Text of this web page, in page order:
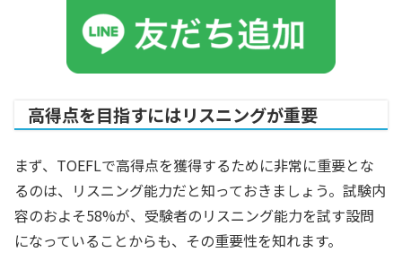
高得点を目指すにはリスニングが重要
まず、TOEFLで高得点を獲得するために非常に重要とな
るのは、リスニング能力だと知っておきましょう。試験内
容のおよそ58%が、受験者のリスニング能力を試す設問
になっていることからも、その重要性を知れます。